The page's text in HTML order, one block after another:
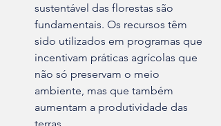
sustentável das florestas são
fundamentais. Os recursos têm
sido utilizados em programas que
incentivam práticas agrícolas que
não só preservam o meio
ambiente, mas que também
aumentam a produtividade das